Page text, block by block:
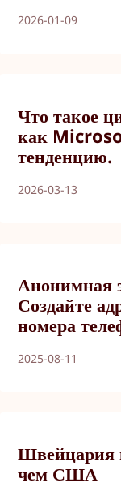
2026-01-09
Что такое
как
тенденцию.
2026-03-13
Анонимная
Создайте
номера
2025-08-11
Швейцария
чем США